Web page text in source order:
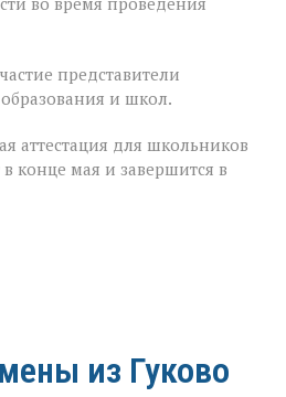
представители
и школ.
аттестация для школьников
в конце мая и завершится в
из Гуково